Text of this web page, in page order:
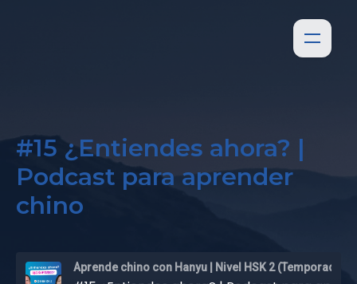
#15 ¿Entiendes ahora? |
Podcast para aprender
chino